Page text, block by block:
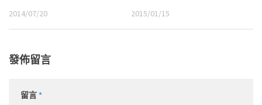
2014/07/20 2015/01/15
發佈留言
留言*